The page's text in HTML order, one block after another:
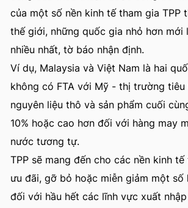
của một số nền kinh tế tham gia TPP
thế giới, những quốc gia nhỏ hơn mới
nhiều nhất, tờ báo nhận định.
Ví dụ, Malaysia và Việt Nam là hai
không có FTA với Mỹ - thị trường tiêu
nguyên liệu thô và sản phẩm cuối
10% hoặc cao hơn đối với hàng may
nước tương tự.
TPP sẽ mang đến cho các nền kinh tế
ưu đãi, gỡ bỏ hoặc miễn giảm một số
đối với hầu hết các lĩnh vực xuất